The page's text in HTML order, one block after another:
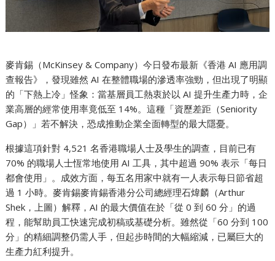
麥肯錫（McKinsey & Company）今日發布最新《香港 AI 應用調
查報告》，發現雖然 AI 在整體職場的滲透率強勁，但出現了明顯
的「下熱上冷」怪象：當基層員工熱衷於以 AI 提升生產力時，企
業高層的經常使用率竟低至 14%。這種「資歷差距（Seniority
Gap）」若不解決，恐成推動企業全面轉型的最大隱憂。
根據這項針對 4,521 名香港職場人士及學生的調查，目前已有
70% 的職場人士恆常地使用 AI 工具，其中超過 90% 表示「每日
都會使用」。成效方面，每五名用家中就有一人表示每日節省超
過 1 小時。麥肯錫麥肯錫香港分公司總經理石煒麟（Arthur
Shek，上圖）解釋，AI 的最大價值在於「從 0 到 60 分」的過
程，能幫助員工快速完成初稿或基礎分析。雖然從「60 分到 100
分」的精細調整仍需人手，但起步時間的大幅縮減，已屬巨大的
生產力紅利提升。